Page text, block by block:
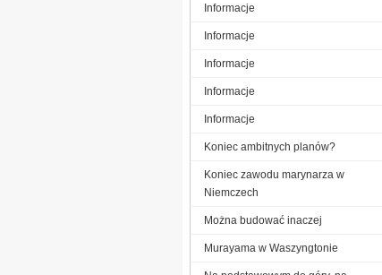
Informacje
Informacje
Informacje
Informacje
Informacje
Koniec ambitnych planów?
Koniec zawodu marynarza w
Niemczech
Można budować inaczej
Murayama w Waszyngtonie